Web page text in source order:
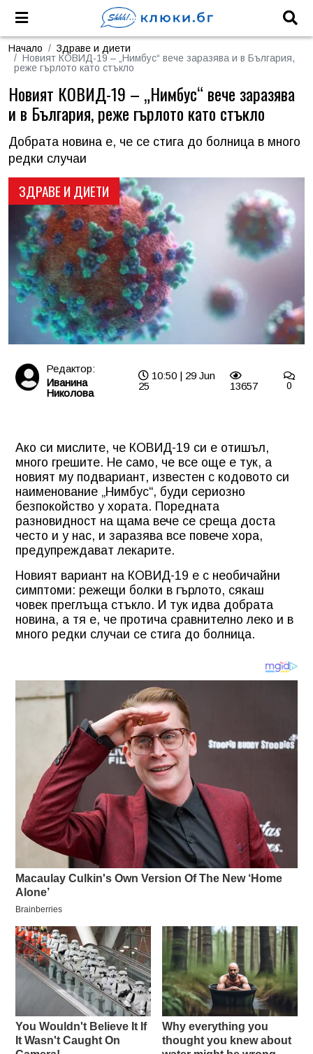
Начало
Здраве и диети
Новият КОВИД-19 – „Нимбус“ вече заразява и в България,
реже гърлото като стъкло
ЗДРАВЕ И ДИЕТИ
Новият КОВИД-19 – „Нимбус“ вече заразява
и в България, реже гърлото като стъкло
Добрата новина е, че се стига до болница в много
редки случаи
Редактор:
Иванина
Николова
10:50 | 29 Jun
25
13657 0
Ако си мислите, че КОВИД-19 си е отишъл,
много грешите. Не само, че все още е тук, а
новият му подвариант, известен с кодовото си
наименование „Нимбус“, буди сериозно
безпокойство у хората. Поредната
разновидност на щама вече се среща доста
често и у нас, и заразява все повече хора,
предупреждават лекарите.
Новият вариант на КОВИД-19 е с необичайни
симптоми: режещи болки в гърлото, сякаш
човек преглъща стъкло. И тук идва добрата
новина, а тя е, че протича сравнително леко и в
много редки случаи се стига до болница.